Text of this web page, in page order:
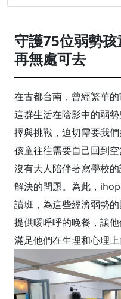
守護75位弱勢
再無處可去
在古都台南，曾經繁華
這群生活在陰影中的弱
擇與挑戰，迫切需要我
孩童往往需要自己回到
沒有大人陪伴著寫學校
解決的問題。為此，
讀班，為這些經濟弱勢
提供暖呼呼的晚餐，讓
滿足他們在生理和心理上